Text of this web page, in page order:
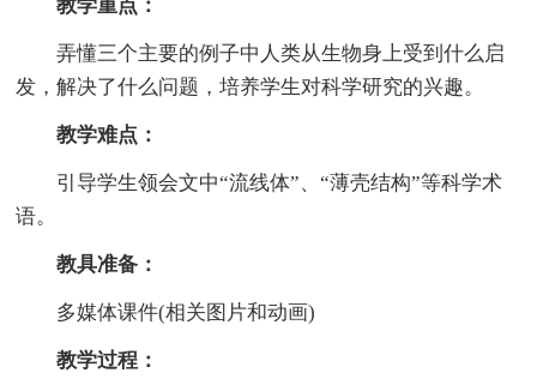
教学重点：
弄懂三个主要的例子中人类从生物身上受到什么启
发，解决了什么问题，培养学生对科学研究的兴趣。
教学难点：
引导学生领会文中“流线体”、“薄壳结构”等科学术
语。
教具准备：
多媒体课件(相关图片和动画)
教学过程：